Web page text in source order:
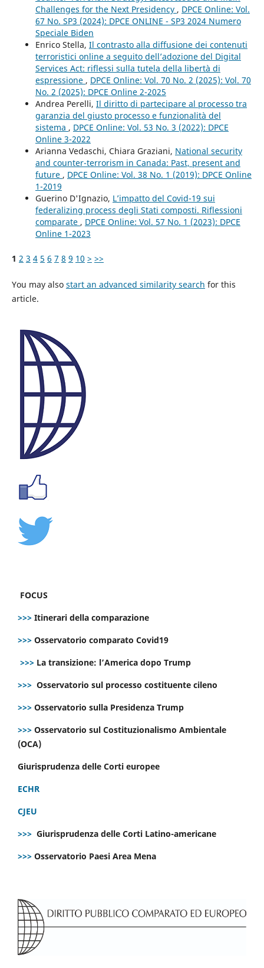
Challenges for the Next Presidency , DPCE Online: Vol.
67 No. SP3 (2024): DPCE ONLINE - SP3 2024 Numero
Speciale Biden
Enrico Stella, Il contrasto alla diffusione dei contenuti
terroristici online a seguito dell’adozione del Digital
Services Act: riflessi sulla tutela della libertà di
espressione , DPCE Online: Vol. 70 No. 2 (2025): Vol. 70
No. 2 (2025): DPCE Online 2-2025
Andrea Perelli, Il diritto di partecipare al processo tra
garanzia del giusto processo e funzionalità del
sistema , DPCE Online: Vol. 53 No. 3 (2022): DPCE
Online 3-2022
Arianna Vedaschi, Chiara Graziani, National security
and counter-terrorism in Canada: Past, present and
future , DPCE Online: Vol. 38 No. 1 (2019): DPCE Online
1-2019
Guerino D'Ignazio, L’impatto del Covid-19 sui
federalizing process degli Stati composti. Riflessioni
comparate , DPCE Online: Vol. 57 No. 1 (2023): DPCE
Online 1-2023
1 2 3 4 5 6 7 8 9 10 > >>
You may also start an advanced similarity search for this
article.
FOCUS
>>> Itinerari della comparazione
>>> Osservatorio comparato Covid19
>>> La transizione: l’America dopo Trump
>>> Osservatorio sul processo costituente cileno
>>> Osservatorio sulla Presidenza Trump
>>> Osservatorio sul Costituzionalismo Ambientale
(OCA)
Giurisprudenza delle Corti europee
ECHR
CJEU
>>> Giurisprudenza delle Corti Latino-americane
>>> Osservatorio Paesi Area Mena